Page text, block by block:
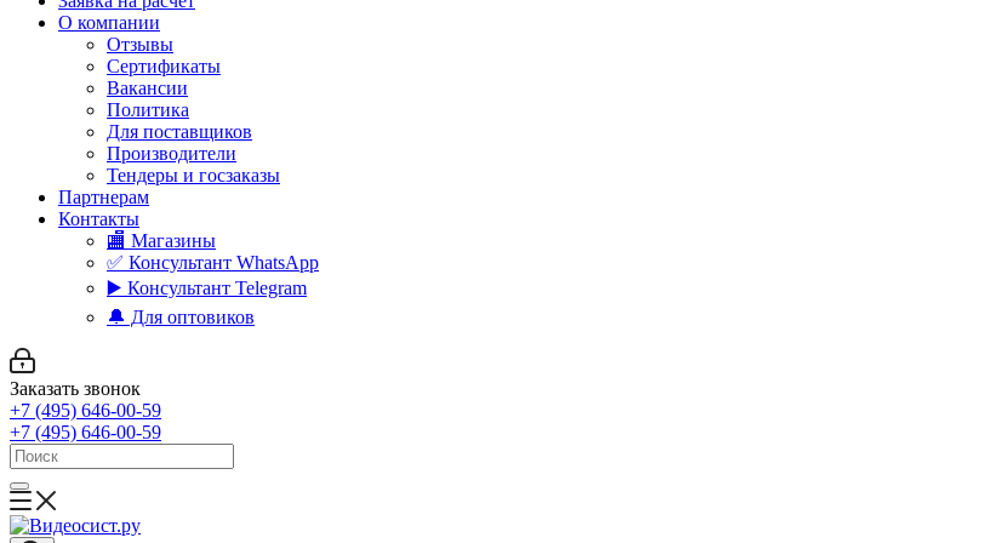
О компании
Отзывы
Сертификаты
Вакансии
Политика
Для поставщиков
Производители
Тендеры и госзаказы
Партнерам
Контакты
🏬 Магазины
✅️ Консультант WhatsApp
▶️ Консультант Telegram
🔔 Для оптовиков
Заказать звонок
+7 (495) 646-00-59
+7 (495) 646-00-59